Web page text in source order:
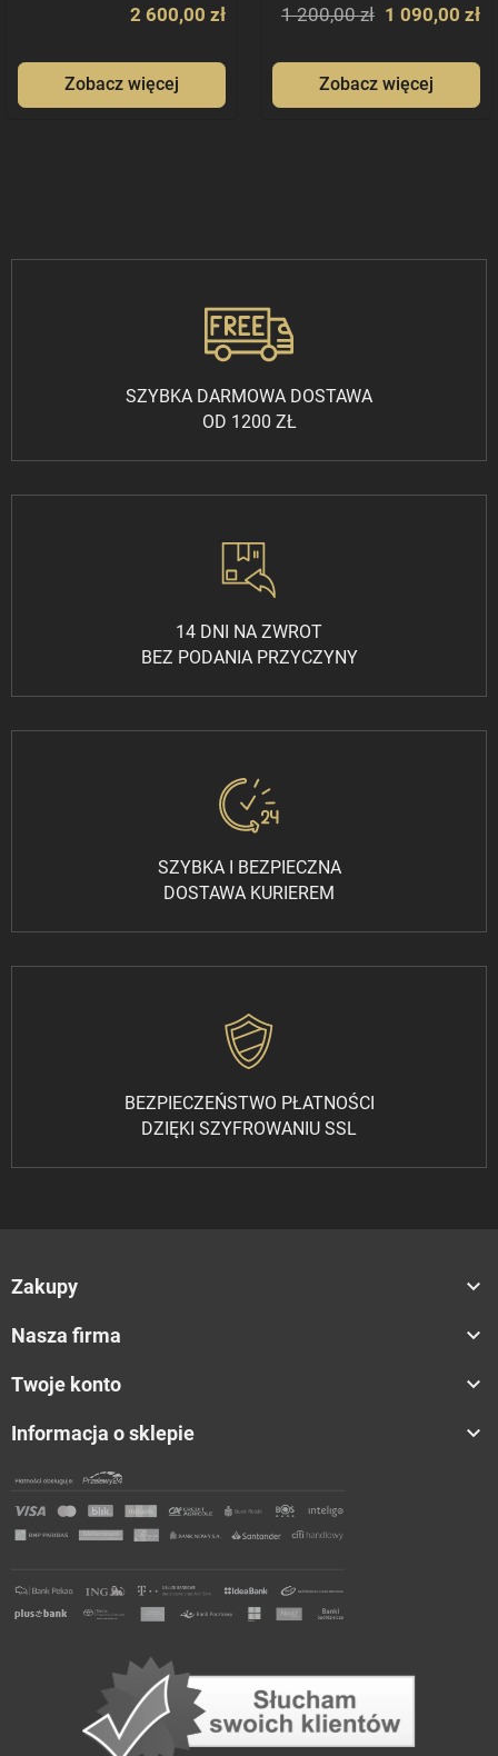
2 600,00 zł
Zobacz więcej
1 200,00 zł 1 090,00 zł
Zobacz więcej
SZYBKA DARMOWA DOSTAWA
OD 1200 ZŁ
14 DNI NA ZWROT
BEZ PODANIA PRZYCZYNY
SZYBKA I BEZPIECZNA
DOSTAWA KURIEREM
BEZPIECZEŃSTWO PŁATNOŚCI
DZIĘKI SZYFROWANIU SSL
Zakupy 
Nasza firma 
Twoje konto 
Informacja o sklepie 